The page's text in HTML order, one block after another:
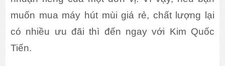
muốn mua máy hút mùi giá rẻ, chất lượng lại
có nhiều ưu đãi thì đến ngay với Kim Quốc
Tiến.